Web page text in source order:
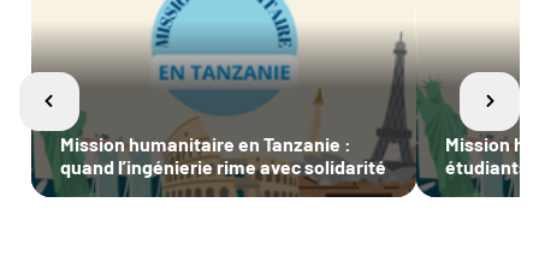
Mission humanitaire en Tanzanie :
quand l’ingénierie rime avec solidarité
Mission
étudiants
en